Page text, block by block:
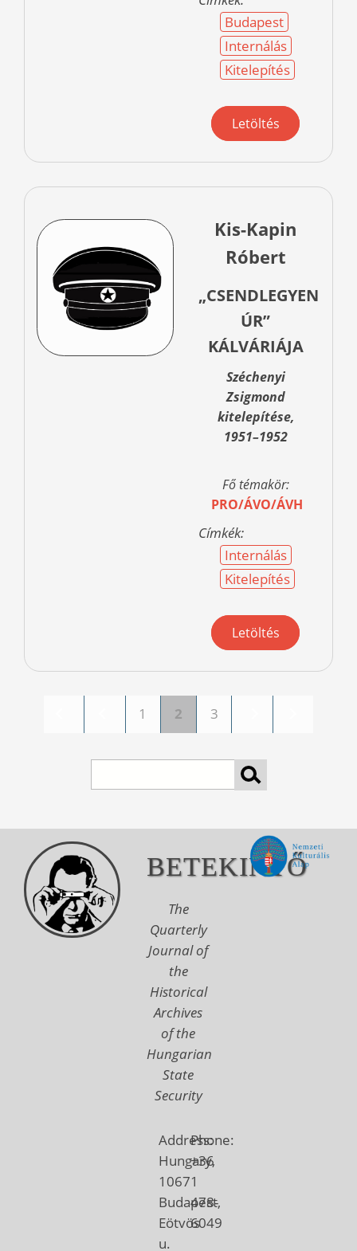
Budapest
Internálás
Kitelepítés
Letöltés
Kis-Kapin
Róbert
„CSENDLEGYEN
ÚR”
KÁLVÁRIÁJA
Széchenyi
Zsigmond
kitelepítése,
1951–1952
Fő témakör:
PRO/ÁVO/ÁVH
Címkék:
Internálás
Kitelepítés
Letöltés
Pages 1 2 3
BETEKINTŐ
The
Quarterly
Journal of
the
Historical
Archives
of the
Hungarian
State
Security
Address:
Hungary,
1067
Budapest,
Eötvös
u.
Phone:
+36
1
478-
6049